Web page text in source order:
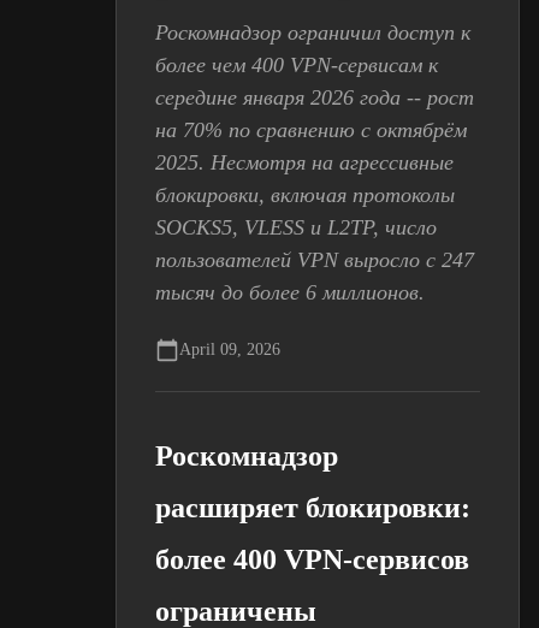
Роскомнадзор ограничил доступ к
более чем 400 VPN-сервисам к
середине января 2026 года -- рост
на 70% по сравнению с октябрём
2025. Несмотря на агрессивные
блокировки, включая протоколы
SOCKS5, VLESS и L2TP, число
пользователей VPN выросло с 247
тысяч до более 6 миллионов.
April 09, 2026
Роскомнадзор
расширяет блокировки:
более 400 VPN-сервисов
ограничены